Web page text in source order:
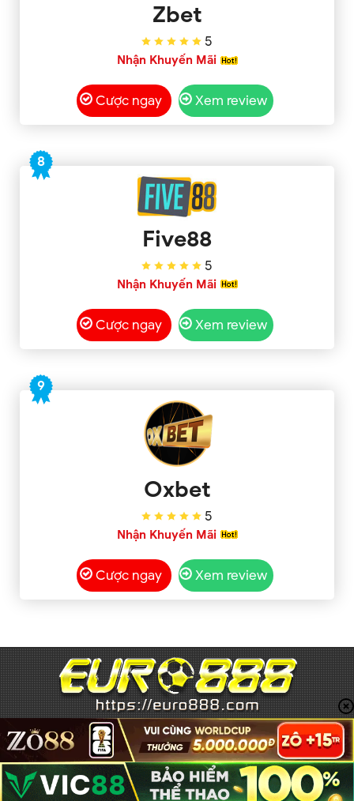
Zbet
5
Nhận Khuyến Mãi
Cược ngay Xem review
8
Five88
5
Nhận Khuyến Mãi
Cược ngay Xem review
9
Oxbet
5
Nhận Khuyến Mãi
Cược ngay Xem review
EURO888 Trang đánh giá & phân tíchnhà cái cá cược
uy tínnhất Việt Nam năm 2025
Top cổng game hàng
đầu chơi casino, lô đề, Cá độ bóng đá uy tín 100% khi